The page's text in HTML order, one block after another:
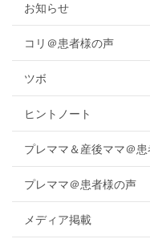
お知らせ
コリ＠患者様の声
ツボ
ヒントノート
プレママ＆産後ママ＠
プレママ＠患者様の声
メディア掲載